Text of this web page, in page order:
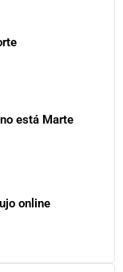
está Marte
online